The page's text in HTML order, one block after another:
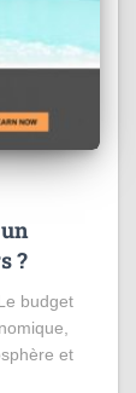
?
budget
et